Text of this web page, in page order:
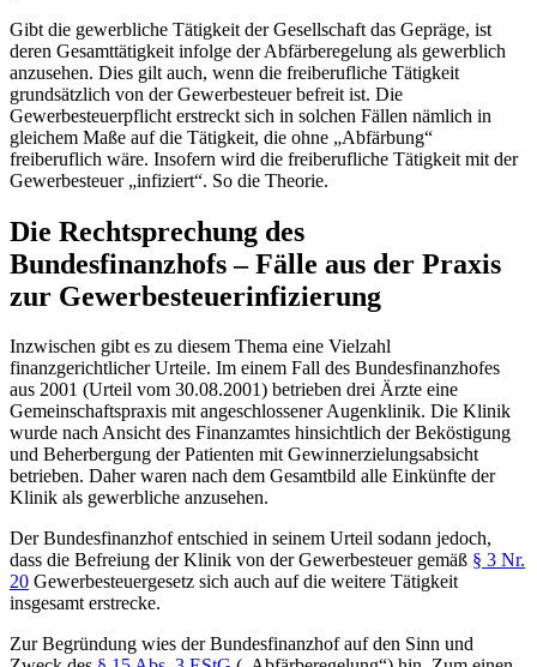
Gibt die gewerbliche Tätigkeit der Gesellschaft das Gepräge, ist
deren Gesamttätigkeit infolge der Abfärberegelung als gewerblich
anzusehen. Dies gilt auch, wenn die freiberufliche Tätigkeit
grundsätzlich von der Gewerbesteuer befreit ist. Die
Gewerbesteuerpflicht erstreckt sich in solchen Fällen nämlich in
gleichem Maße auf die Tätigkeit, die ohne „Abfärbung“
freiberuflich wäre. Insofern wird die freiberufliche Tätigkeit mit der
Gewerbesteuer „infiziert“. So die Theorie.
Die Rechtsprechung des
Bundesfinanzhofs – Fälle aus der Praxis
zur Gewerbesteuerinfizierung
Inzwischen gibt es zu diesem Thema eine Vielzahl
finanzgerichtlicher Urteile. Im einem Fall des Bundesfinanzhofes
aus 2001 (Urteil vom 30.08.2001) betrieben drei Ärzte eine
Gemeinschaftspraxis mit angeschlossener Augenklinik. Die Klinik
wurde nach Ansicht des Finanzamtes hinsichtlich der Beköstigung
und Beherbergung der Patienten mit Gewinnerzielungsabsicht
betrieben. Daher waren nach dem Gesamtbild alle Einkünfte der
Klinik als gewerbliche anzusehen.
Der Bundesfinanzhof entschied in seinem Urteil sodann jedoch,
dass die Befreiung der Klinik von der Gewerbesteuer gemäß § 3 Nr.
20 Gewerbesteuergesetz sich auch auf die weitere Tätigkeit
insgesamt erstrecke.
Zur Begründung wies der Bundesfinanzhof auf den Sinn und